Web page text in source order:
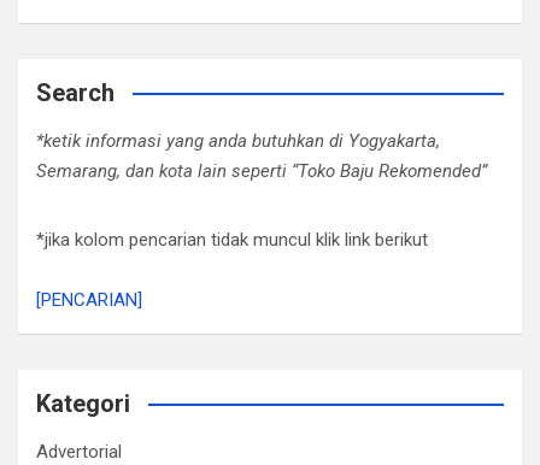
Search
*ketik informasi yang anda butuhkan di Yogyakarta,
Semarang, dan kota lain seperti “Toko Baju Rekomended”
*jika kolom pencarian tidak muncul klik link berikut
[PENCARIAN]
Kategori
Advertorial